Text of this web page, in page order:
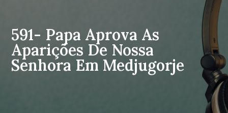
591- Papa Aprova As
Aparições De Nossa
Senhora Em Medjugorje